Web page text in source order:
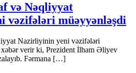
və Nəqliyyat
vəzifələri müəyyənləşdi
Nazirliyinin yeni vəzifələri
verir ki, Prezident İlham Əliyev
Fərmana […]